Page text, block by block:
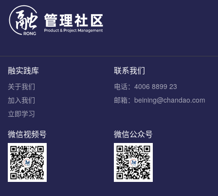
联系我们
电话：4006 8899 23
邮箱：beining@chandao.com
融实践库
关于我们
加入我们
立即学习
微信公众号
微信视频号